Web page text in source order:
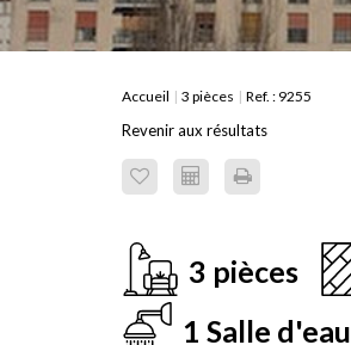
Accueil 3 pièces Ref. : 9255
Revenir aux résultats
3 pièces
1 Salle d'eau